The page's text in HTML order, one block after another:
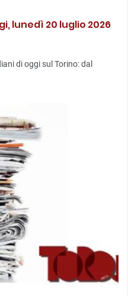
lunedì 20 luglio 2026
di oggi sul Torino: dal